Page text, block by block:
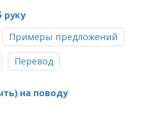
руку
Примеры предложений
Перевод
на поводу